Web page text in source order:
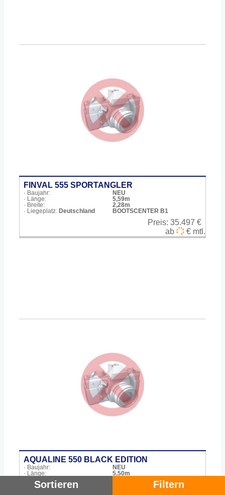
FINVAL 555 SPORTANGLER
· Baujahr:
NEU
· Länge:
5,59m
· Breite:
2,28m
· Liegeplatz: Deutschland BOOTSCENTER B1
Preis: 35.497 €
ab
€ mtl.
AQUALINE 550 BLACK EDITION
· Baujahr:
NEU
· Länge:
5,50m
· Liegeplatz:Deutschland BOOTSCENTER B1
Sortieren Filtern